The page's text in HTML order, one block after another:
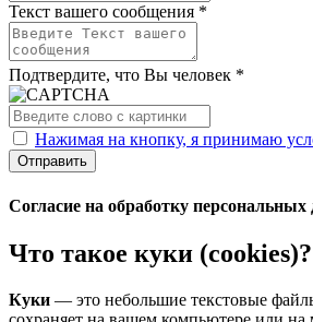
Текст вашего сообщения *
Подтвердите, что Вы человек *
Нажимая на кнопку, я принимаю
Отправить
Согласие на обработку
Что такое куки (cookies)?
Куки — это небольшие текстовые